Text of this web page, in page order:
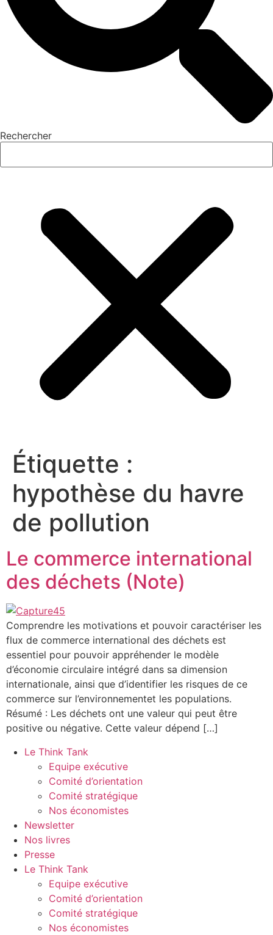
Rechercher
Étiquette :
hypothèse du havre
de pollution
Le commerce international
des déchets (Note)
Comprendre les motivations et pouvoir caractériser les
flux de commerce international des déchets est
essentiel pour pouvoir appréhender le modèle
d’économie circulaire intégré dans sa dimension
internationale, ainsi que d’identifier les risques de ce
commerce sur l’environnementet les populations.
Résumé : Les déchets ont une valeur qui peut être
positive ou négative. Cette valeur dépend […]
Le Think Tank
Equipe exécutive
Comité d’orientation
Comité stratégique
Nos économistes
Newsletter
Nos livres
Presse
Le Think Tank
Equipe exécutive
Comité d’orientation
Comité stratégique
Nos économistes